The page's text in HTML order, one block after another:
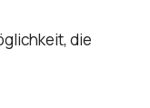
die